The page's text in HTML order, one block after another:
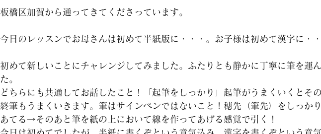
板橋区加賀から通ってきてくださっています。
今日のレッスンでお母さんは初めて半紙版に・・・。お子様は初めて漢字に・・
初めて新しいことにチャレンジしてみました。ふたりとも静かに丁寧に筆を運
た。
どちらにも共通してお話したこと！「起筆をしっかり」起筆がうまくいくとそ
終筆もうまくいきます。筆はサインペンではないこと！穂先（筆先）をしっか
あてる→そのあと筆を紙の上において線を作ってあげる感覚で引く！